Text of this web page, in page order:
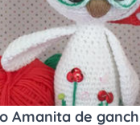
Amanita de